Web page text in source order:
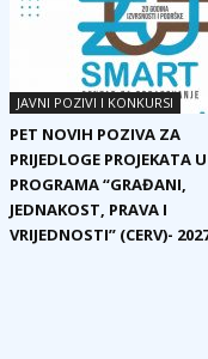
JAVNI POZIVI I KONKURSI
PET NOVIH POZIVA ZA
PRIJEDLOGE PROJEKATA
PROGRAMA “GRAĐANI,
JEDNAKOST, PRAVA I
VRIJEDNOSTI” (CERV)-